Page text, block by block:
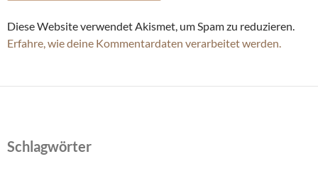
Diese Website verwendet Akismet, um Spam zu reduzieren.
Erfahre, wie deine Kommentardaten verarbeitet werden.
Schlagwörter